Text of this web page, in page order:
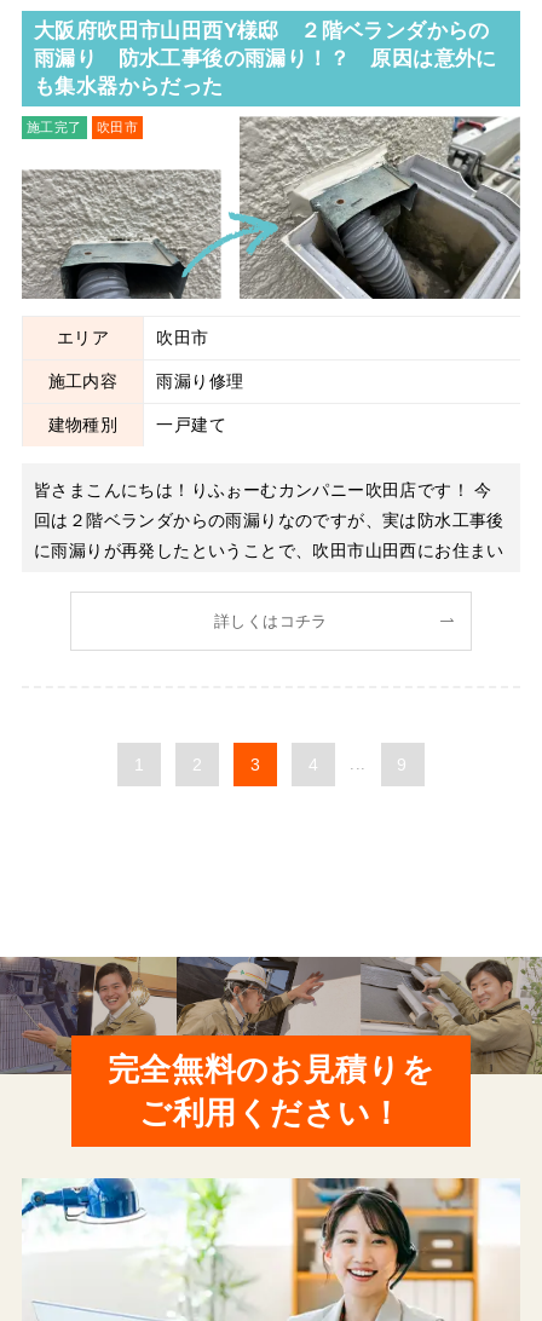
大阪府吹田市山田西Y様邸 ２階ベランダからの
雨漏り 防水工事後の雨漏り！？ 原因は意外に
も集水器からだった
施工完了
吹田市
エリア 吹田市
施工内容 雨漏り修理
建物種別 一戸建て
皆さまこんにちは！りふぉーむカンパニー吹田店です！ 今
回は２階ベランダからの雨漏りなのですが、実は防水工事後
に雨漏りが再発したということで、吹田市山田西にお住まい
ランダから雨漏りがしているということで、ご連絡をいただ
詳しくはコチラ
1 2 3 4 9
完全無料のお見積りを
ご利用ください！